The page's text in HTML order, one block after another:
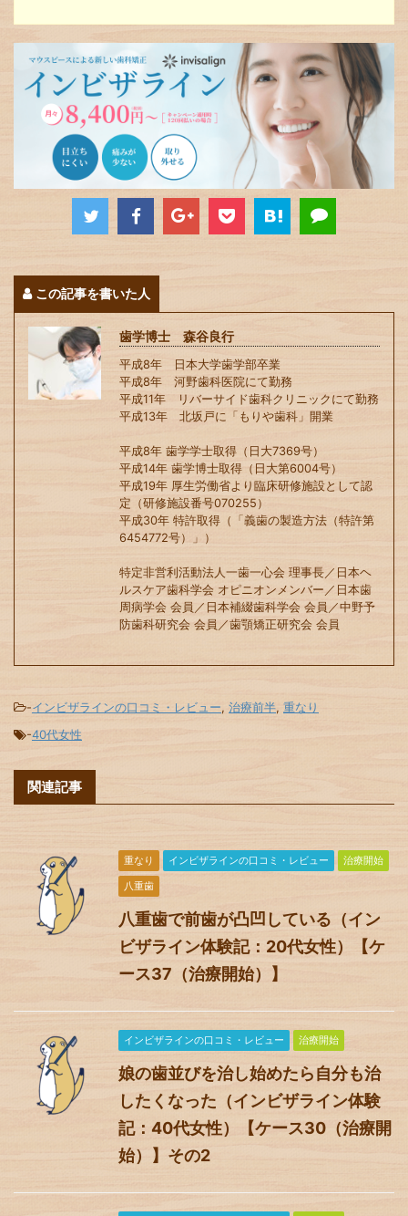
この記事を書いた人
歯学博士 森谷良行
平成8年 日本大学歯学部卒業
平成8年 河野歯科医院にて勤務
平成11年 リバーサイド歯科クリニックにて勤務
平成13年 北坂戸に「もりや歯科」開業
平成8年 歯学学士取得（日大7369号）
平成14年 歯学博士取得（日大第6004号）
平成19年 厚生労働省より臨床研修施設として認
定（研修施設番号070255）
平成30年 特許取得（「義歯の製造方法（特許第
6454772号）」）
特定非営利活動法人一歯一心会 理事長／日本ヘ
ルスケア歯科学会 オピニオンメンバー／日本歯
周病学会 会員／日本補綴歯科学会 会員／中野予
防歯科研究会 会員／歯顎矯正研究会 会員
-インビザラインの口コミ・レビュー, 治療前半, 重なり
-40代女性
関連記事
重なり インビザラインの口コミ・レビュー
治療開始
八重歯
八重歯で前歯が凸凹している（イン
ビザライン体験記：20代女性）【ケ
ース37（治療開始）】
インビザラインの口コミ・レビュー 治療開始
娘の歯並びを治し始めたら自分も治
したくなった（インビザライン体験
記：40代女性）【ケース30（治療開
始）】その2